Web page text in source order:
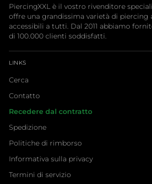
PiercingXXL è il vostro rivenditore
offre una grandissima varietà di piercing
accessibili a tutti. Dal 2011 abbiamo
di 100.000 clienti soddisfatti.
LINKS
Cerca
Contatto
Recedere dal contratto
Spedizione
Politiche di rimborso
Informativa sulla privacy
Termini di servizio